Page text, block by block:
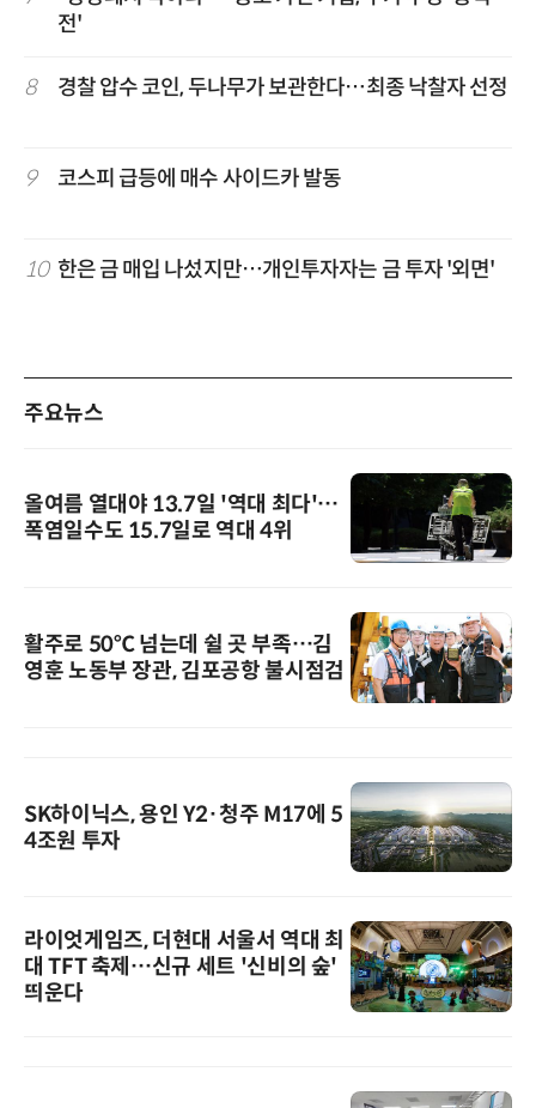
전'
8 경찰 압수 코인, 두나무가 보관한다…최종 낙찰자 선정
9 코스피 급등에 매수 사이드카 발동
10 한은 금 매입 나섰지만…개인투자자는 금 투자 '외면'
주요뉴스
올여름 열대야 13.7일 '역대 최다'…
폭염일수도 15.7일로 역대 4위
활주로 50℃ 넘는데 쉴 곳 부족…김
영훈 노동부 장관, 김포공항 불시점검
SK하이닉스, 용인 Y2·청주 M17에 5
4조원 투자
라이엇게임즈, 더현대 서울서 역대 최
대 TFT 축제…신규 세트 '신비의 숲'
띄운다